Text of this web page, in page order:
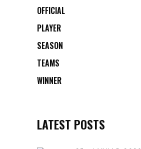
OFFICIAL
PLAYER
SEASON
TEAMS
WINNER
LATEST POSTS